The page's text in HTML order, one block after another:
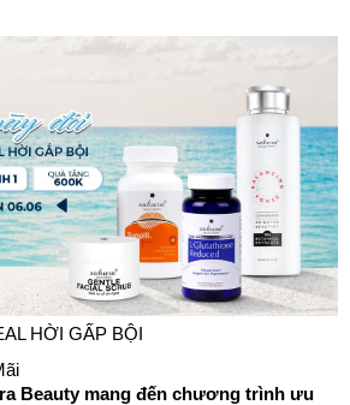
HỜI GẤP BỘI
Beauty mang đến chương trình ưu